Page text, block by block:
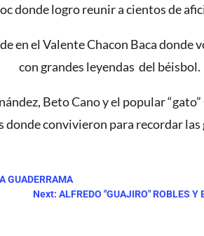
donde logro reunir a cientos de
en el Valente Chacon Baca
con grandes leyendas del béisbol.
Beto Cano y el popular
convivieron para recordar las
GUADERRAMA
Next: ALFREDO "GUAJIRO" ROBLES Y